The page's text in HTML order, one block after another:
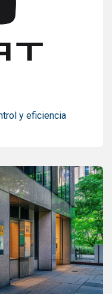
y eficiencia